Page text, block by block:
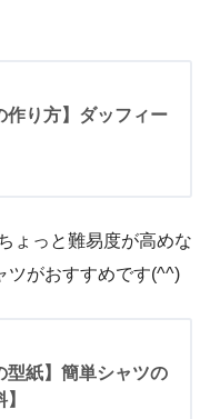
作り方】ダッフィー
ょっと難易度が高めな
ツがおすすめです(^^)
型紙】簡単シャツの